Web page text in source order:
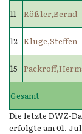
11
Rößler,Bernd
12 Kluge,Steffen
15
Gesamt
Die letzte DWZ-
erfolgte am 01.